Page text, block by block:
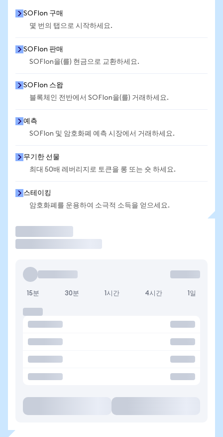
SOFIon 구매
몇 번의 탭으로 시작하세요.
SOFIon 판매
SOFIon을(를) 현금으로 교환하세요.
SOFIon 스왑
블록체인 전반에서 SOFIon을(를) 거래하세요.
예측
SOFIon 및 암호화폐 예측 시장에서 거래하세요.
무기한 선물
최대 50배 레버리지로 토큰을 롱 또는 숏 하세요.
스테이킹
암호화폐를 운용하여 소극적 소득을 얻으세요.
15분 30분 1시간 4시간 1일